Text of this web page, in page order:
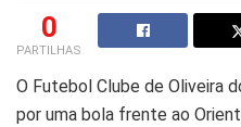
0
PARTILHAS
O Futebol Clube de Oliveira
por uma bola frente ao